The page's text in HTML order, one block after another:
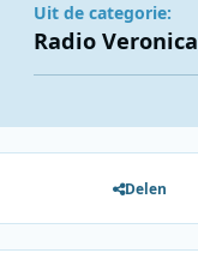
Uit de categorie:
Radio Veronica
Delen